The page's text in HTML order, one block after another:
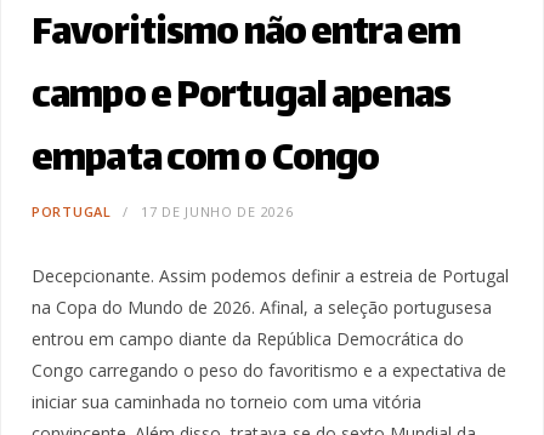
Favoritismo não entra em
campo e Portugal apenas
empata com o Congo
PORTUGAL 17 DE JUNHO DE 2026
Decepcionante. Assim podemos definir a estreia de Portugal
na Copa do Mundo de 2026. Afinal, a seleção portugusesa
entrou em campo diante da República Democrática do
Congo carregando o peso do favoritismo e a expectativa de
iniciar sua caminhada no torneio com uma vitória